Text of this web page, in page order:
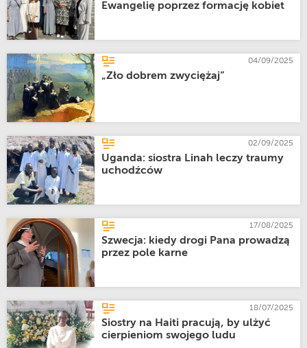
Ewangelię poprzez formację kobiet
04/09/2025
„Zło dobrem zwyciężaj”
02/09/2025
Uganda: siostra Linah leczy traumy
uchodźców
17/08/2025
Szwecja: kiedy drogi Pana prowadzą
przez pole karne
18/07/2025
Siostry na Haiti pracują, by ulżyć
cierpieniom swojego ludu